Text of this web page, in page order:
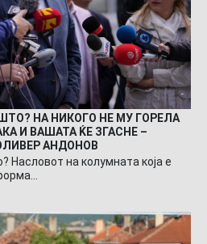
НА НИКОГО НЕ МУ ГОРЕЛА
И ВАШАТА ЌЕ ЗГАСНЕ –
АНДОНОВ
на колумната која е